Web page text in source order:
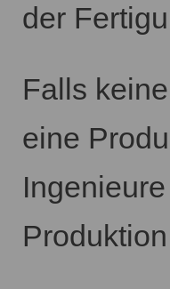
der
Falls
eine